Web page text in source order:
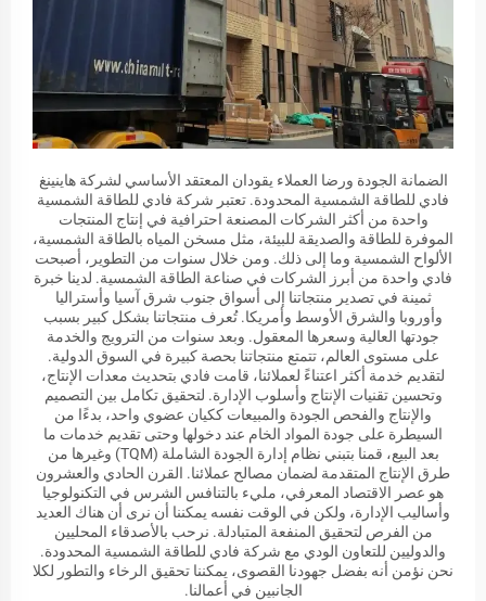
الضمانة الجودة ورضا العملاء يقودان المعتقد الأساسي لشركة هاينينغ
فادي للطاقة الشمسية المحدودة. تعتبر شركة فادي للطاقة الشمسية
واحدة من أكثر الشركات المصنعة احترافية في إنتاج المنتجات
الموفرة للطاقة والصديقة للبيئة، مثل مسخن المياه بالطاقة الشمسية،
الألواح الشمسية وما إلى ذلك. ومن خلال سنوات من التطوير، أصبحت
فادي واحدة من أبرز الشركات في صناعة الطاقة الشمسية. لدينا خبرة
ثمينة في تصدير منتجاتنا إلى أسواق جنوب شرق آسيا وأستراليا
وأوروبا والشرق الأوسط وأمريكا. تُعرف منتجاتنا بشكل كبير بسبب
جودتها العالية وسعرها المعقول. وبعد سنوات من الترويج والخدمة
على مستوى العالم، تتمتع منتجاتنا بحصة كبيرة في السوق الدولية.
لتقديم خدمة أكثر اعتناءً لعملائنا، قامت فادي بتحديث معدات الإنتاج،
وتحسين تقنيات الإنتاج وأسلوب الإدارة. لتحقيق تكامل بين التصميم
والإنتاج والفحص الجودة والمبيعات ككيان عضوي واحد، بدءًا من
السيطرة على جودة المواد الخام عند دخولها وحتى تقديم خدمات ما
بعد البيع، قمنا بتبني نظام إدارة الجودة الشاملة (TQM) وغيرها من
طرق الإنتاج المتقدمة لضمان مصالح عملائنا. القرن الحادي والعشرون
هو عصر الاقتصاد المعرفي، مليء بالتنافس الشرس في التكنولوجيا
وأساليب الإدارة، ولكن في الوقت نفسه يمكننا أن نرى أن هناك العديد
من الفرص لتحقيق المنفعة المتبادلة. نرحب بالأصدقاء المحليين
والدوليين للتعاون الودي مع شركة فادي للطاقة الشمسية المحدودة.
نحن نؤمن أنه بفضل جهودنا القصوى، يمكننا تحقيق الرخاء والتطور لكلا
الجانبين في أعمالنا.